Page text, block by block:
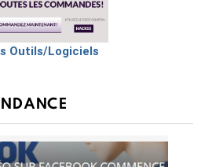
Outils/Logiciels